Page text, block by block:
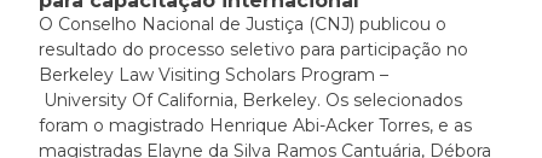
O Conselho Nacional de Justiça (CNJ) publicou o
resultado do processo seletivo para participação no
Berkeley Law Visiting Scholars Program –
University Of California, Berkeley. Os selecionados
foram o magistrado Henrique Abi-Acker Torres, e as
magistradas Elayne da Silva Ramos Cantuária, Débora